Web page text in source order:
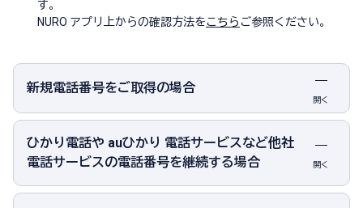
す。
NURO アプリ上からの確認方法をこちらご参照ください。
新規電話番号をご取得の場合
開く
ひかり電話や auひかり 電話サービスなど他社
電話サービスの電話番号を継続する場合
開く